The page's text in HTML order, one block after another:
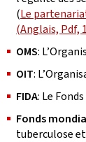
(Le
(Anglais, Pdf,
OMS:
OIT:
FIDA: Le
Fonds
tuberculose